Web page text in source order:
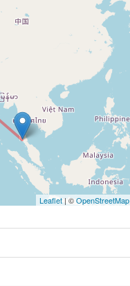
Leaflet | ©OpenStreetMap